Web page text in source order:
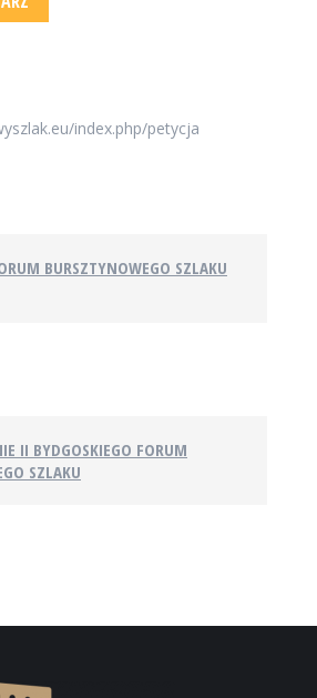
index.php/petycja
BURSZTYNOWEGO SZLAKU
II BYDGOSKIEGO FORUM
SZLAKU